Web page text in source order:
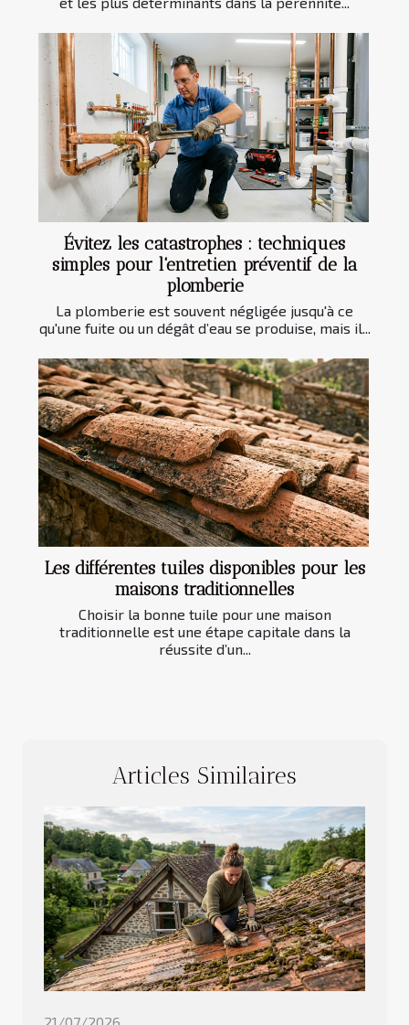
Évitez les catastrophes : techniques
simples pour l'entretien préventif de la
plomberie
La plomberie est souvent négligée jusqu'à ce
qu'une fuite ou un dégât d’eau se produise, mais il...
Les différentes tuiles disponibles pour les
maisons traditionnelles
Choisir la bonne tuile pour une maison
traditionnelle est une étape capitale dans la
réussite d’un...
Articles Similaires
21/07/2026